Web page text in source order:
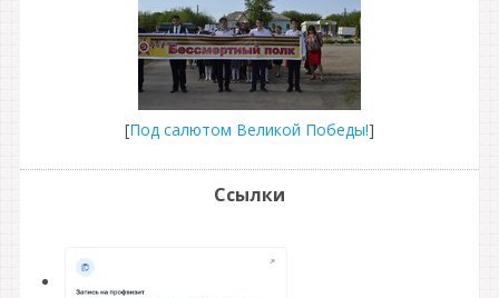
[Под салютом Великой Победы!]
Ссылки